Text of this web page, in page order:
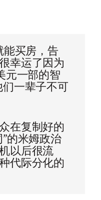
能买房，告
幸运了因为
元一部的智
一辈子不可
在复制好的
的米姆政治
以后很流
代际分化的